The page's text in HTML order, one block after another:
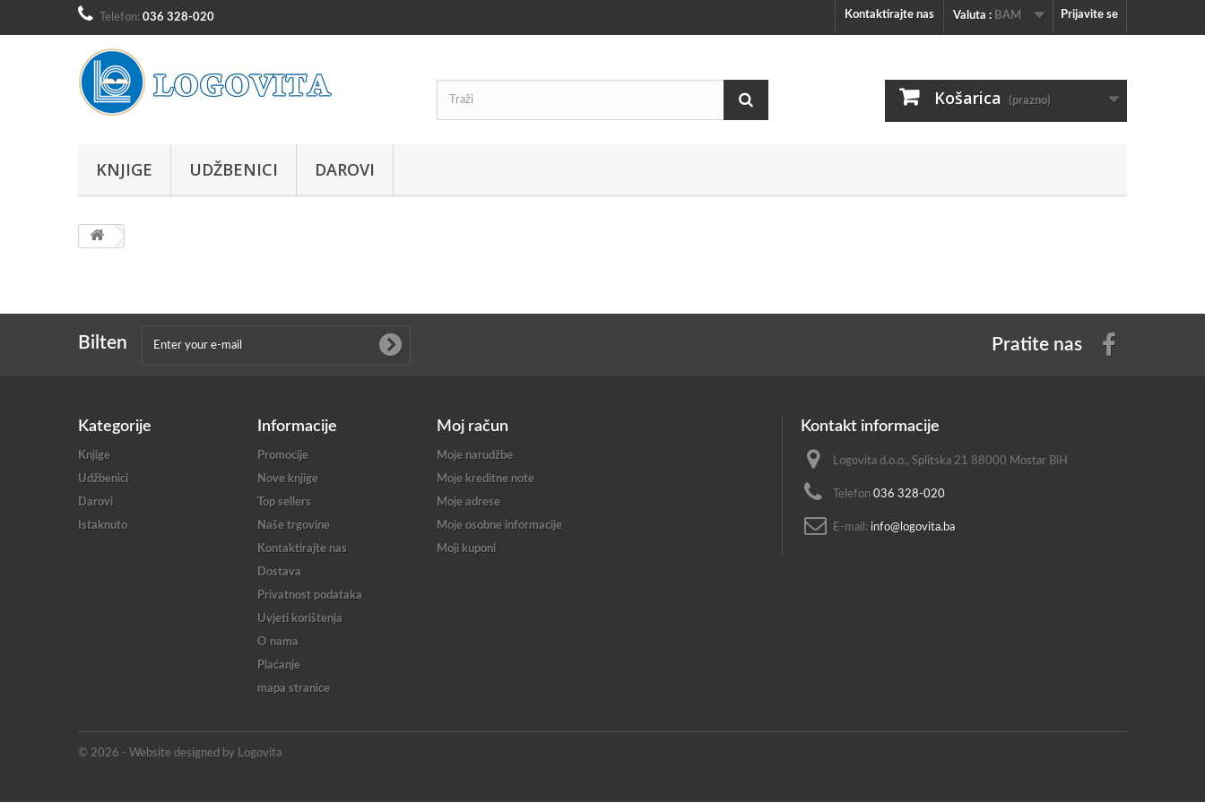
Prijavite se
Valuta : BAM
Kontaktirajte nas
Telefon: 036 328-020
Košarica (prazno)
KNJIGE UDŽBENICI DAROVI
Bilten Pratite nas
Kategorije
Knjige
Udžbenici
Darovi
Istaknuto
Informacije
Promocije
Nove knjige
Top sellers
Naše trgovine
Kontaktirajte nas
Dostava
Privatnost podataka
Uvjeti korištenja
O nama
Plaćanje
mapa stranice
© 2026 - Website designed by Logovita
Moj račun
Moje narudžbe
Moje kreditne note
Moje adrese
Moje osobne informacije
Moji kuponi
Kontakt informacije
Logovita d.o.o., Splitska 21 88000 Mostar BiH
Telefon 036 328-020
E-mail: info@logovita.ba